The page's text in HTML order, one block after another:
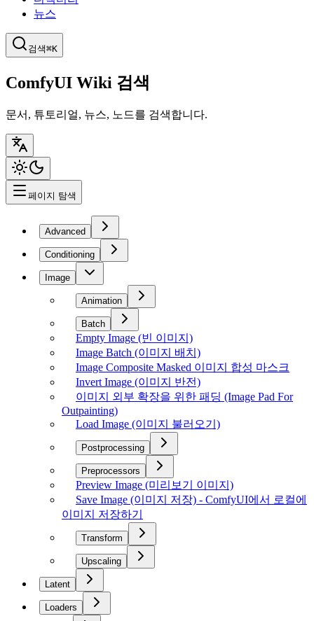
뉴스
검색⌘K
ComfyUI Wiki 검색
문서, 튜토리얼, 뉴스, 노드를 검색합니다.
페이지 탐색
Advanced
Conditioning
Image
Animation
Batch
Empty Image (빈 이미지)
Image Batch (이미지 배치)
Image Composite Masked 이미지 합성 마스크
Invert Image (이미지 반전)
이미지 외부 확장을 위한 패딩 (Image Pad For
Outpainting)
Load Image (이미지 불러오기)
Postprocessing
Preprocessors
Preview Image (미리보기 이미지)
Save Image (이미지 저장) - ComfyUI에서 로컬에
이미지 저장하기
Transform
Upscaling
Latent
Loaders